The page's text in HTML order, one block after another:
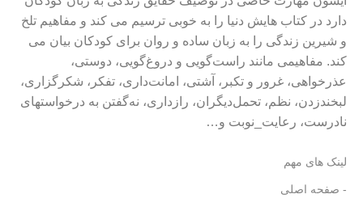
دارد در کتاب هایش دنیا را به خوبی ترسیم می کند و مفاهیم تلخ
و شیرین زندگی را به زبان ساده و روان برای کودکان بیان می
کند. مفاهیمی مانند راست‌گویی و دروغ‌گویی، دوستی،
عذرخواهی، غرور و تکبر، آشتی، امانت‌داری، تفکر، شکرگزاری،
لبخندزدن، نظم، تحمل‌دیگران، رازداری، نه‌گفتن به درخواستهای
نادرست، رعایت_نوبت و…
لینک های مهم
- صفحه اصلی